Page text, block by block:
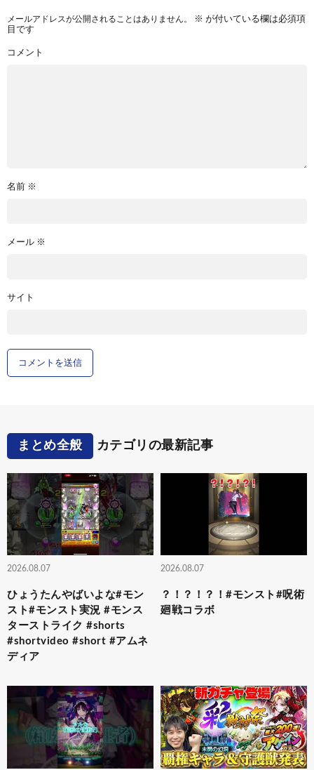
メールアドレスが公開されることはありません。 ※ が付いている欄は必須項
目です
コメント
名前 ※
メール ※
サイト
まとめ全般 カテゴリの最新記事
2026.08.07
ひょうたんやばいよな#モン
スト#モンスト実況 #モンス
ターストライク #shorts
#shortvideo #short #アムネ
ディア
2026.08.07
？！？！？！#モンスト#呪術
廻戦コラボ